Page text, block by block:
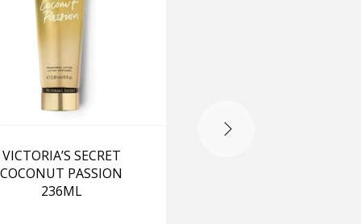
VICTORIA’S SECRET
COCONUT PASSION
236ML